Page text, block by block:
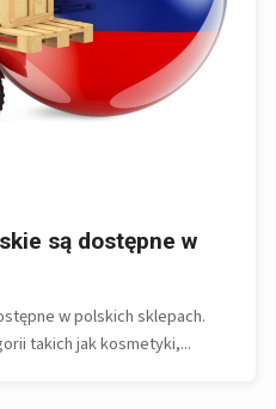
są dostępne w
w polskich sklepach.
takich jak kosmetyki,...